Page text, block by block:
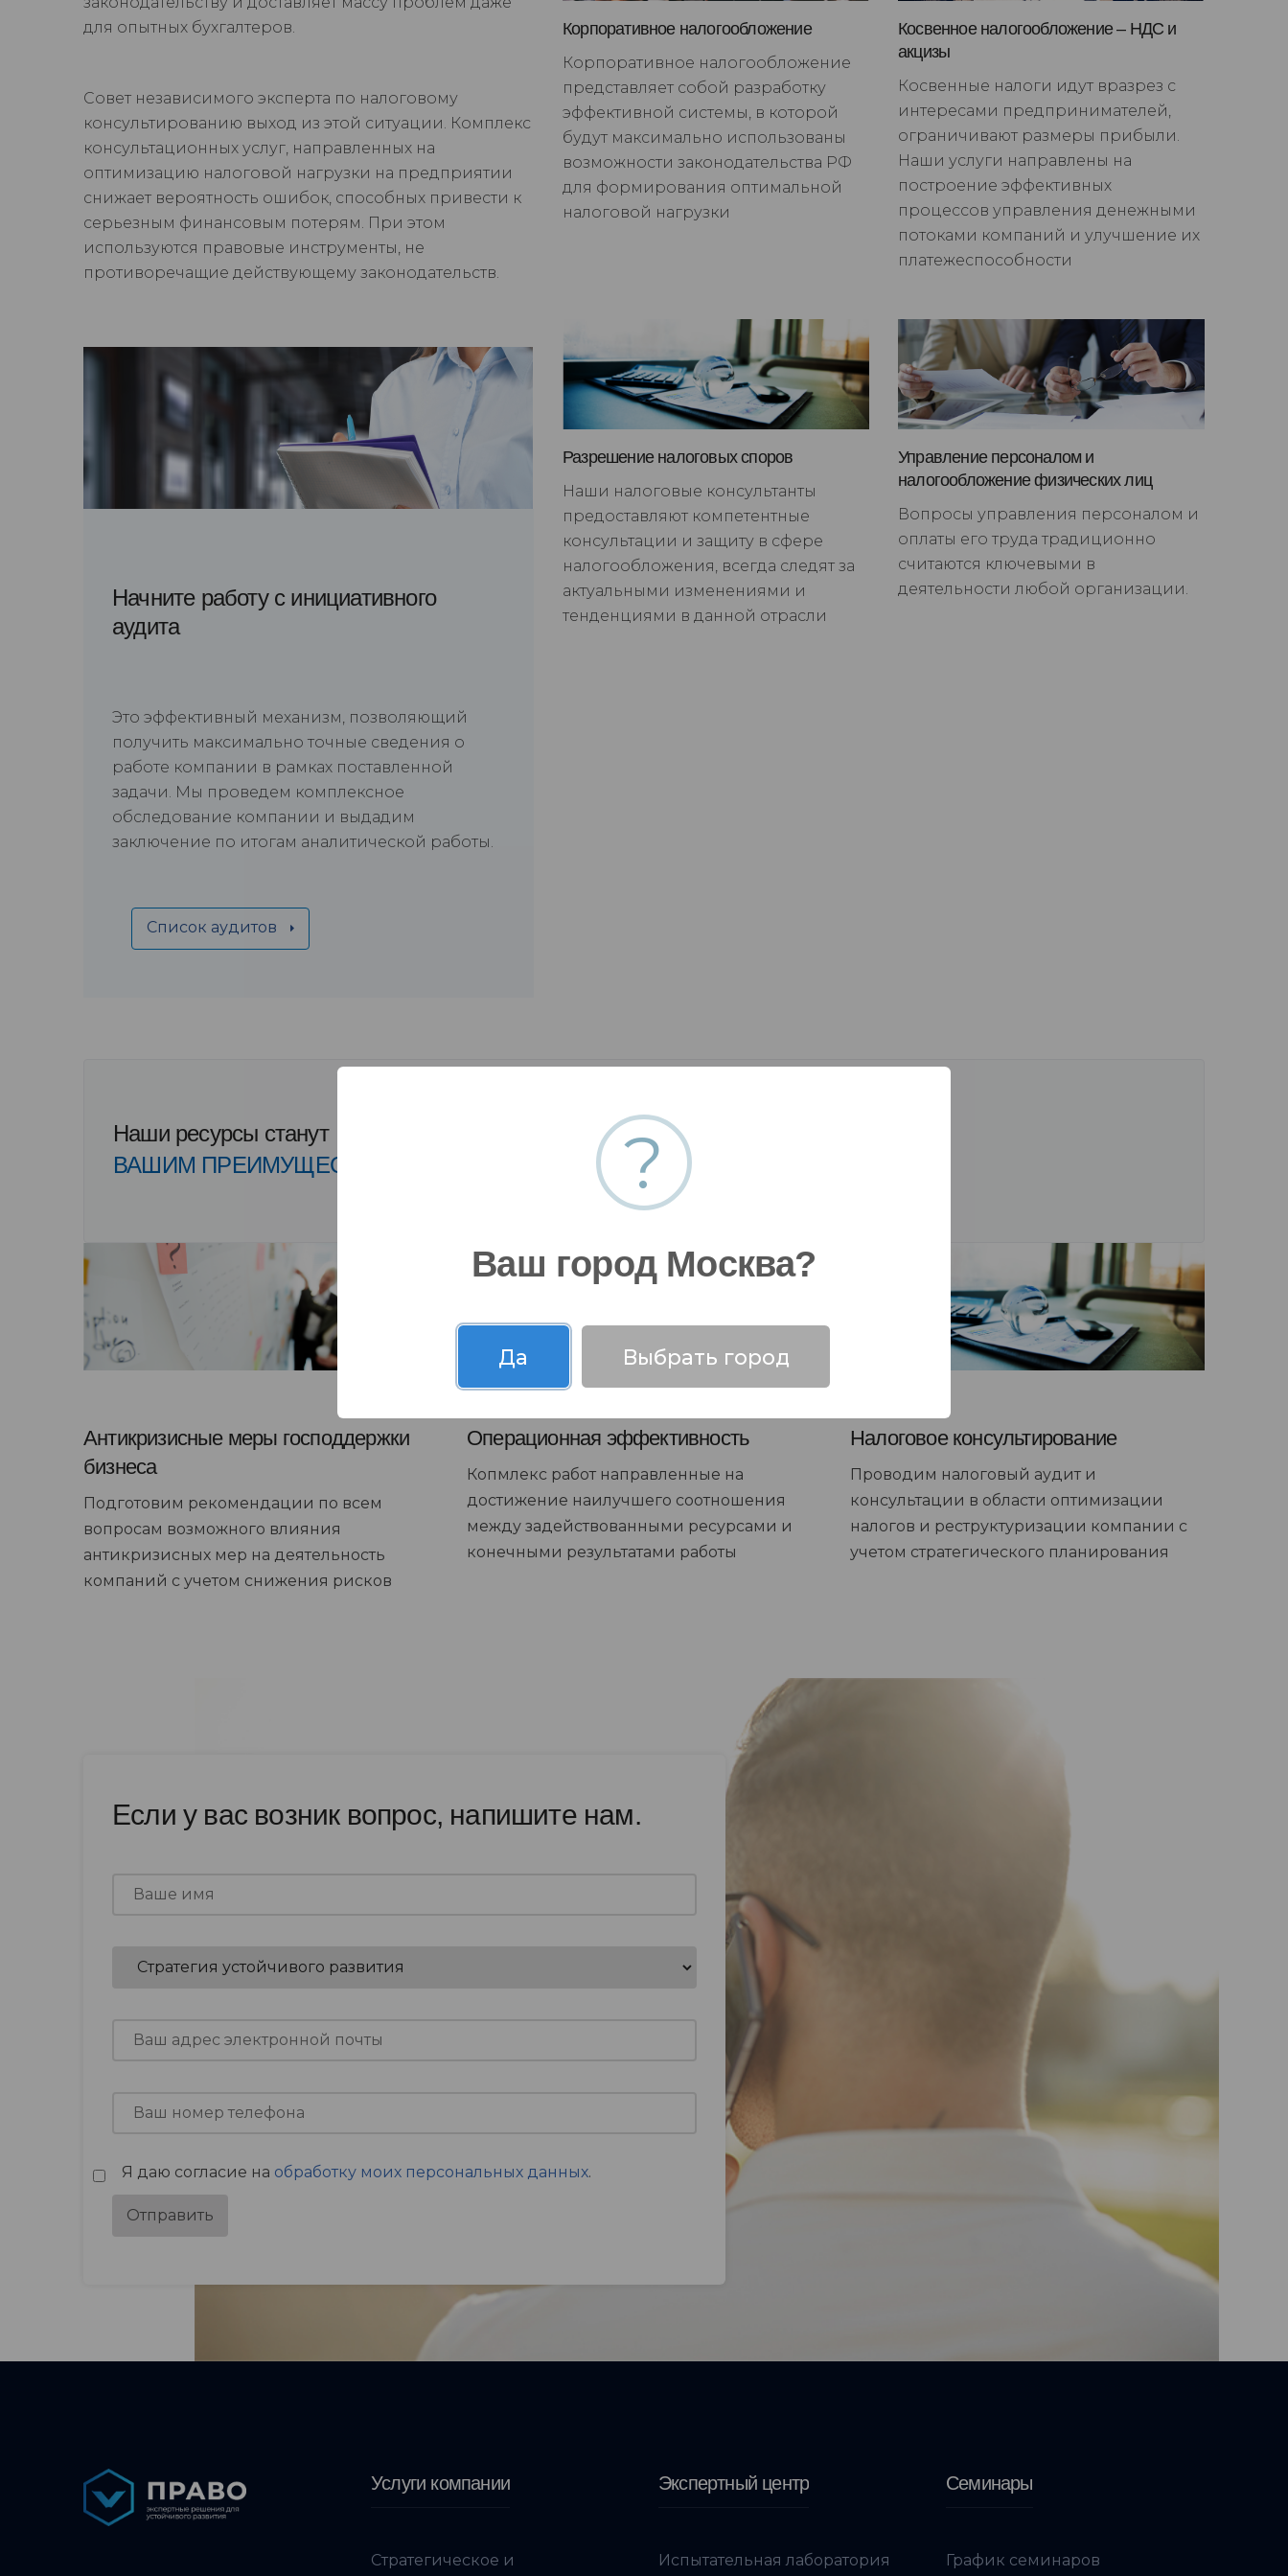
для опытных бухгалтеров.
Совет независимого эксперта по налоговому
консультированию выход из этой ситуации. Комплекс
консультационных услуг, направленных на
оптимизацию налоговой нагрузки на предприятии
снижает вероятность ошибок, способных привести к
серьезным финансовым потерям. При этом
используются правовые инструменты, не
противоречащие действующему законодательств.
Начните работу с инициативного
аудита
Это эффективный механизм, позволяющий
получить максимально точные сведения о
работе компании в рамках поставленной
задачи. Мы проведем комплексное
обследование компании и выдадим
заключение по итогам аналитической работы.
Список аудитов
Корпоративное налогообложение
Корпоративное налогообложение
представляет собой разработку
эффективной системы, в которой
будут максимально использованы
возможности законодательства РФ
для формирования оптимальной
налоговой нагрузки
Косвенное налогообложение – НДС и
акцизы
Косвенные налоги идут вразрез с
интересами предпринимателей,
ограничивают размеры прибыли.
Наши услуги направлены на
построение эффективных
процессов управления денежными
потоками компаний и улучшение их
платежеспособности
Разрешение налоговых споров
Наши налоговые консультанты
предоставляют компетентные
консультации и защиту в сфере
налогообложения, всегда следят за
актуальными изменениями и
тенденциями в данной отрасли
Управление персоналом и
налогообложение физических лиц
Вопросы управления персоналом и
оплаты его труда традиционно
считаются ключевыми в
деятельности любой организации.
Наши ресурсы станут
ВАШИМ ПРЕИМУЩЕСТВОМ
Антикризисные меры господдержки
бизнеса
Подготовим рекомендации по всем
вопросам возможного влияния
антикризисных мер на деятельность
компаний с учетом снижения рисков
Операционная эффективность
Копмлекс работ направленные на
достижение наилучшего соотношения
между задействованными ресурсами и
конечными результатами работы
Налоговое консультирование
Проводим налоговый аудит и
консультации в области оптимизации
налогов и реструктуризации компании с
учетом стратегического планирования
Если у вас возник вопрос, напишите нам.
Я даю согласие на обработку моих персональных данных.
Отправить
Услуги компании
Стратегическое и
Экспертный центр
Испытательная лаборатория
Семинары
График семинаров
?
Ваш город Москва?
Да Выбрать город